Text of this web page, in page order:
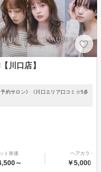
川口店】
予約サロン》《川口エリア口コミ☆5多
ト単価
～
ヘアカラー
￥5,000～